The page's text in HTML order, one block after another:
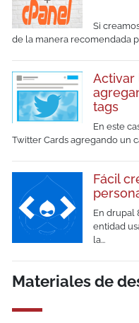
Si
de la manera recomendada
Activar
tags
En este
Twitter Cards agregando un
Fácil
En drupal
entidad
la...
Materiales de